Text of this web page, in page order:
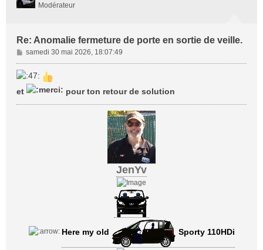
Modérateur
Re: Anomalie fermeture de porte en sortie de veille.
M
e
s
s
a
g
samedi 30 mai 2026, 18:07:49
et pour ton retour de solution
JenYv
Here my old Sporty 110HDi